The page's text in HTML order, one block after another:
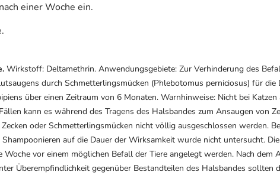
einer Woche ein.
Wirkstoff: Deltamethrin. Anwendungsgebiete: Zur Verhinderung des
durch Schmetterlingsmücken (Phlebotomus perniciosus) für
über einen Zeitraum von 6 Monaten. Warnhinweise: Nicht bei
kann es während des Tragens des Halsbandes zum Ansaugen von
oder Schmetterlingsmücken nicht völlig ausgeschlossen werden.
auf die Dauer der Wirksamkeit wurde nicht untersucht.
vor einem möglichen Befall der Tiere angelegt werden. Nach
Überempfindlichkeit gegenüber Bestandteilen des Halsbandes sollten